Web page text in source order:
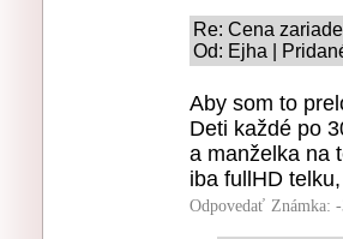
Re: Cena
Od: Ejha |
Aby som to
Deti každé po
a manželka na
iba fullHD
Odpovedať Známka: